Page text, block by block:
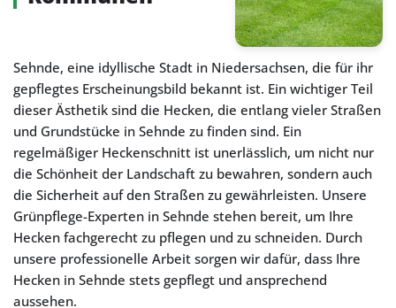
Sehnde, eine idyllische Stadt in Niedersachsen, die für ihr
gepflegtes Erscheinungsbild bekannt ist. Ein wichtiger Teil
dieser Ästhetik sind die Hecken, die entlang vieler Straßen
und Grundstücke in Sehnde zu finden sind. Ein
regelmäßiger Heckenschnitt ist unerlässlich, um nicht nur
die Schönheit der Landschaft zu bewahren, sondern auch
die Sicherheit auf den Straßen zu gewährleisten. Unsere
Grünpflege-Experten in Sehnde stehen bereit, um Ihre
Hecken fachgerecht zu pflegen und zu schneiden. Durch
unsere professionelle Arbeit sorgen wir dafür, dass Ihre
Hecken in Sehnde stets gepflegt und ansprechend
aussehen.